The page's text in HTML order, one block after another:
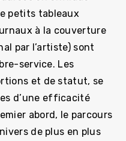
petits tableaux
à la couverture
par l’artiste) sont
service. Les
et de statut, se
d’une efficacité
abord, le parcours
de plus en plus